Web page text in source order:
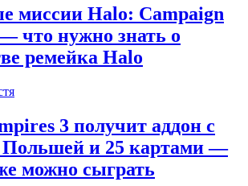
миссии Halo: Campaign
что нужно знать о
ремейка Halo
3 получит аддон с
Польшей и 25 картами —
можно сыграть